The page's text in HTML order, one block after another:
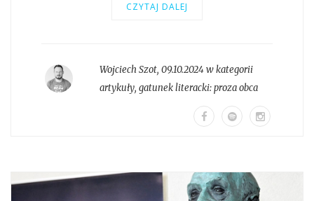
CZYTAJ DALEJ
Wojciech Szot, 09.10.2024 w kategorii
artykuły, gatunek literacki:proza obca